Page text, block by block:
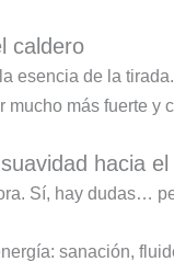
caldero
esencia de la
más fuerte
hacia
Sí, hay dudas…
sanación,